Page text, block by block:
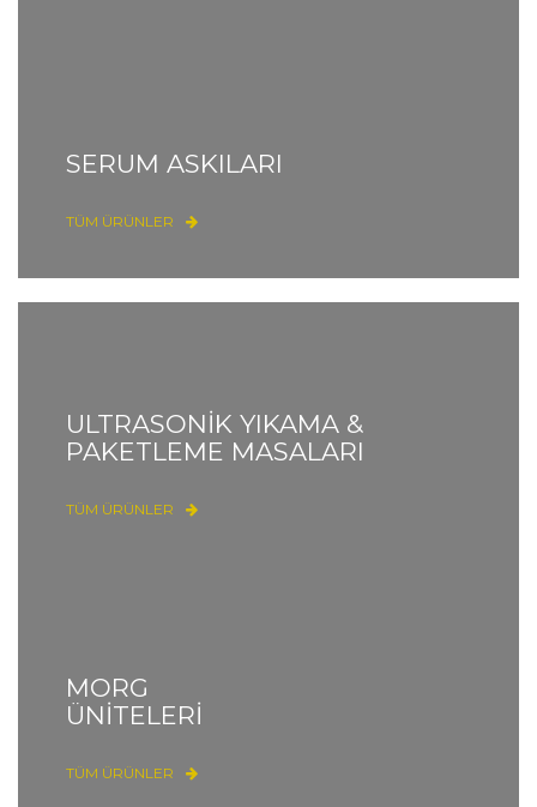
SERUM ASKILARI
TÜM ÜRÜNLER
ULTRASONİK YIKAMA &
PAKETLEME MASALARI
TÜM ÜRÜNLER
MORG
ÜNİTELERİ
TÜM ÜRÜNLER